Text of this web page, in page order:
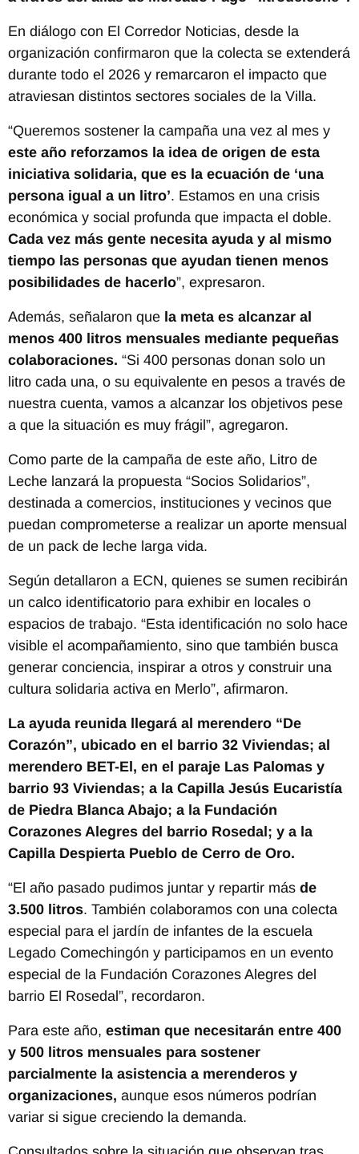
En diálogo con El Corredor Noticias, desde la
organización confirmaron que la colecta se extenderá
durante todo el 2026 y remarcaron el impacto que
atraviesan distintos sectores sociales de la Villa.
“Queremos sostener la campaña una vez al mes y
este año reforzamos la idea de origen de esta
iniciativa solidaria, que es la ecuación de ‘una
persona igual a un litro’. Estamos en una crisis
económica y social profunda que impacta el doble.
Cada vez más gente necesita ayuda y al mismo
tiempo las personas que ayudan tienen menos
posibilidades de hacerlo”, expresaron.
Además, señalaron que la meta es alcanzar al
menos 400 litros mensuales mediante pequeñas
colaboraciones. “Si 400 personas donan solo un
litro cada una, o su equivalente en pesos a través de
nuestra cuenta, vamos a alcanzar los objetivos pese
a que la situación es muy frágil”, agregaron.
Como parte de la campaña de este año, Litro de
Leche lanzará la propuesta “Socios Solidarios”,
destinada a comercios, instituciones y vecinos que
puedan comprometerse a realizar un aporte mensual
de un pack de leche larga vida.
Según detallaron a ECN, quienes se sumen recibirán
un calco identificatorio para exhibir en locales o
espacios de trabajo. “Esta identificación no solo hace
visible el acompañamiento, sino que también busca
generar conciencia, inspirar a otros y construir una
cultura solidaria activa en Merlo”, afirmaron.
La ayuda reunida llegará al merendero “De
Corazón”, ubicado en el barrio 32 Viviendas; al
merendero BET-El, en el paraje Las Palomas y
barrio 93 Viviendas; a la Capilla Jesús Eucaristía
de Piedra Blanca Abajo; a la Fundación
Corazones Alegres del barrio Rosedal; y a la
Capilla Despierta Pueblo de Cerro de Oro.
“El año pasado pudimos juntar y repartir más de
3.500 litros. También colaboramos con una colecta
especial para el jardín de infantes de la escuela
Legado Comechingón y participamos en un evento
especial de la Fundación Corazones Alegres del
barrio El Rosedal”, recordaron.
Para este año, estiman que necesitarán entre 400
y 500 litros mensuales para sostener
parcialmente la asistencia a merenderos y
organizaciones, aunque esos números podrían
variar si sigue creciendo la demanda.